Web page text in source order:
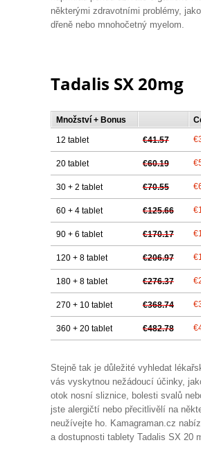
některými zdravotními problémy,
dřeně nebo mnohočetný myelom.
Tadalis SX 20mg
Množství + Bonus
12 tablet €41.57
20 tablet €60.19
30 + 2 tablet €70.55
60 + 4 tablet €125.66
90 + 6 tablet €170.17
120 + 8 tablet €206.97
180 + 8 tablet €276.37
270 + 10 tablet €368.74
360 + 20 tablet €482.78
Stejně tak je důležité vyhledat
vás vyskytnou nežádoucí účinky,
otok nosní sliznice, bolesti svalů
jste alergičtí nebo přecitlivělí na
neužívejte ho. Kamagraman.cz
a dostupnosti tablety Tadalis SX 20